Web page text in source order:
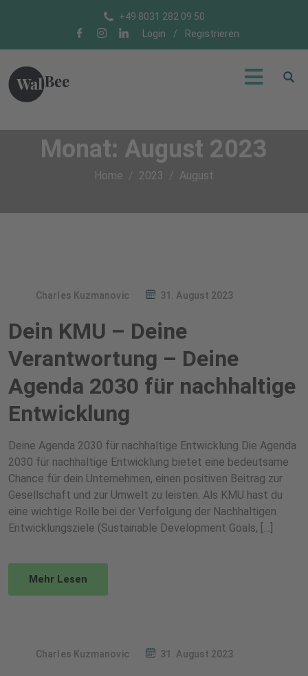
+49 8031 282 09 50
Login
/ Registrieren
Monat: August 2023
Home 2023 August
Charles Kuzmanovic 31. August 2023
Dein KMU – Deine
Verantwortung – Deine
Agenda 2030 für nachhaltige
Entwicklung
Deine Agenda 2030 für nachhaltige Entwicklung Die Agenda
2030 für nachhaltige Entwicklung bietet eine bedeutsame
Chance für dein Unternehmen, einen positiven Beitrag zur
Gesellschaft und zur Umwelt zu leisten. Als KMU hast du
eine wichtige Rolle bei der Verfolgung der Nachhaltigen
Entwicklungsziele (Sustainable Development Goals, […]
Mehr Lesen
Charles Kuzmanovic 31. August 2023